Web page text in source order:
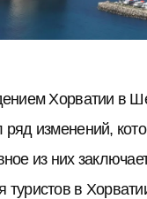
Хорватии в
ряд изменений,
из них
в